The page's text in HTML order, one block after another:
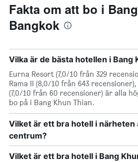
Fakta om att bo i
Bangkok
Vilka är de bästa hotellen i Bang
Eurna Resort (7,0/10 från 329
Rama II (8,0/10 från 643
(7,0/10 från 60 recensioner) är alla
bo på i Bang Khun Thian.
Vilket är ett bra hotell i närheten
centrum?
Vilket är ett bra hotell i Bang